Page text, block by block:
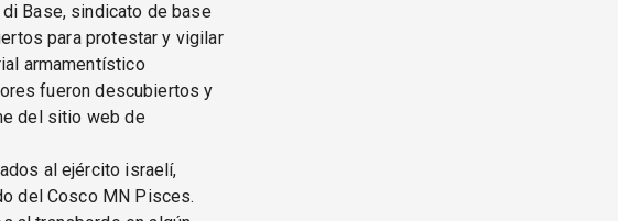
di Base, sindicato de base
para protestar y vigilar
armamentístico
fueron descubiertos y
del sitio web de
al ejército israelí,
del Cosco MN Pisces.